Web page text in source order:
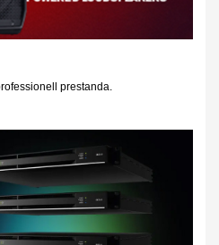
prestanda.